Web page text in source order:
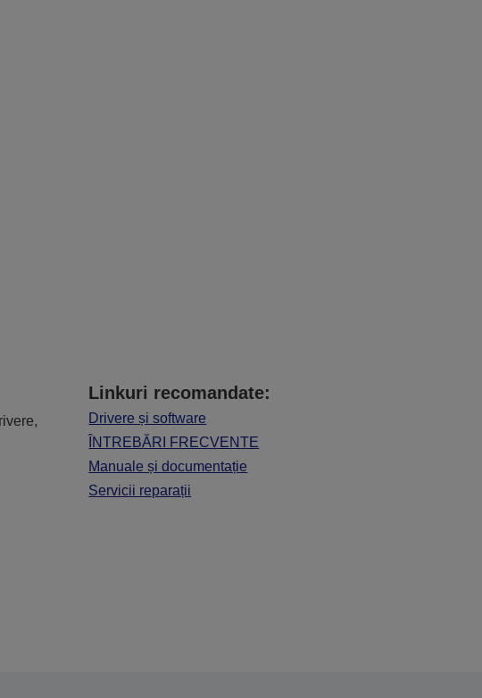
Linkuri recomandate:
Drivere și software
ÎNTREBĂRI FRECVENTE
Manuale și documentație
Servicii reparații